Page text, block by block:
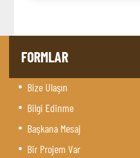
FORMLAR
Bize Ulaşın
Bilgi Edinme
Başkana Mesaj
Bir Projem Var